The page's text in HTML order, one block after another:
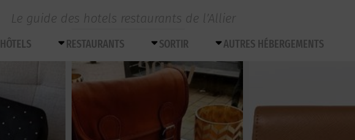
Le guide des hotels restaurants de l’Allier
HÔTELS RESTAURANTS SORTIR AUTRES HÉBERGEMENTS